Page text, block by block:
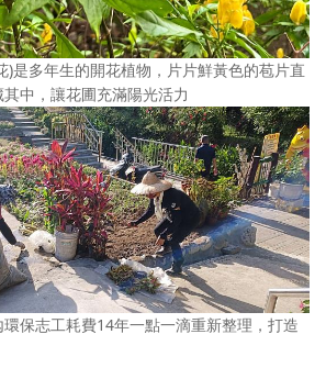
)是多年生的開花植物，片片鮮黃色的苞片直
中，讓花圃充滿陽光活力
保志工耗費14年一點一滴重新整理，打造